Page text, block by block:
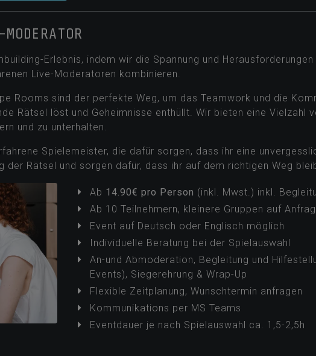
02 | Selbstorganisation
Erlebnis, indem wir die Spannung und
Live-Moderatoren kombinieren.
Rooms sind der perfekte Weg, um das Teamwork und die
Rätsel löst und Geheimnisse enthüllt. Wir bieten eine Vielzahl